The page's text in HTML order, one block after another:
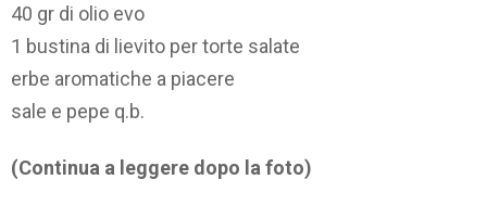
40 gr di olio evo
1 bustina di lievito per torte salate
erbe aromatiche a piacere
sale e pepe q.b.
(Continua a leggere dopo la foto)